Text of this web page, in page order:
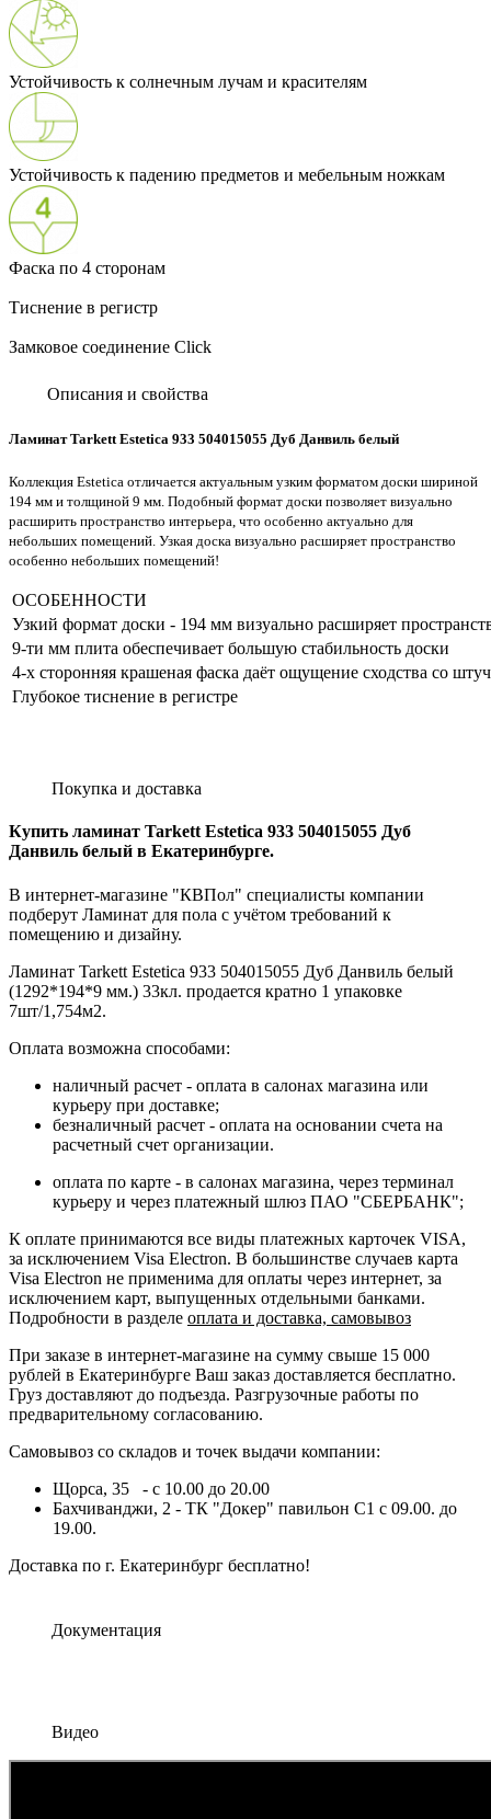
Устойчивость к солнечным лучам и красителям
Устойчивость к падению предметов и мебельным ножкам
Фаска по 4 сторонам
Тиснение в регистр
Замковое соединение Click
Описания и свойства
Ламинат Tarkett Estetica 933 504015055 Дуб Данвиль белый
Коллекция Estetica отличается актуальным узким форматом доски шириной
194 мм и толщиной 9 мм. Подобный формат доски позволяет визуально
расширить пространство интерьера, что особенно актуально для
небольших помещений. Узкая доска визуально расширяет пространство
особенно небольших помещений!
ОСОБЕННОСТИ
Узкий формат доски - 194 мм визуально расширяет
9-ти мм плита обеспечивает большую стабильность доски
4-х сторонняя крашеная фаска даёт ощущение сходства со
Глубокое тиснение в регистре
Покупка и доставка
Купить ламинат Tarkett Estetica 933 504015055 Дуб
Данвиль белый в Екатеринбурге.
В интернет-магазине "КВПол" специалисты компании
подберут Ламинат для пола с учётом требований к
помещению и дизайну.
Ламинат Tarkett Estetica 933 504015055 Дуб Данвиль белый
(1292*194*9 мм.) 33кл. продается кратно 1 упаковке
7шт/1,754м2.
Оплата возможна способами:
наличный расчет - оплата в салонах магазина или
курьеру при доставке;
безналичный расчет - оплата на основании счета на
расчетный счет организации.
оплата по карте - в салонах магазина, через терминал
курьеру и через платежный шлюз ПАО "СБЕРБАНК";
К оплате принимаются все виды платежных карточек VISA,
за исключением Visa Electron. В большинстве случаев карта
Visa Electron не применима для оплаты через интернет, за
исключением карт, выпущенных отдельными банками.
Подробности в разделе оплата и доставка, самовывоз
При заказе в интернет-магазине на сумму свыше 15 000
рублей в Екатеринбурге Ваш заказ доставляется бесплатно.
Груз доставляют до подъезда. Разгрузочные работы по
предварительному согласованию.
Самовывоз со складов и точек выдачи компании:
Щорса, 35 - с 10.00 до 20.00
Бахчиванджи, 2 - ТК "Докер" павильон С1 с 09.00. до
19.00.
Доставка по г. Екатеринбург бесплатно!
Документация
Видео